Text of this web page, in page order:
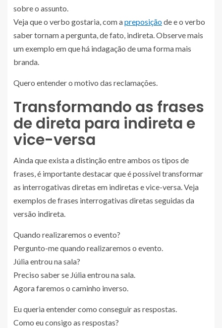
sobre o assunto.
Veja que o verbo gostaria, com apreposiçãode e o verbo
saber tornam a pergunta, de fato, indireta. Observe mais
um exemplo em que há indagação de uma forma mais
branda.
Quero entender o motivo das reclamações.
Transformando as frases
de direta para indireta e
vice-versa
Ainda que exista a distinção entre ambos os tipos de
frases, é importante destacar que é possível transformar
as interrogativas diretas em indiretas e vice-versa. Veja
exemplos de frases interrogativas diretas seguidas da
versão indireta.
Quando realizaremos o evento?
Pergunto-me quando realizaremos o evento.
Júlia entrou na sala?
Preciso saber se Júlia entrou na sala.
Agora faremos o caminho inverso.
Eu queria entender como conseguir as respostas.
Como eu consigo as respostas?